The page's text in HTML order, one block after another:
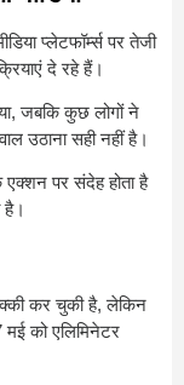
प्लेटफॉर्म्स पर तेजी
दे रहे हैं।
जबकि कुछ लोगों ने
उठाना सही नहीं है।
एक्शन पर संदेह होता है
है।
कर चुकी है, लेकिन
को एलिमिनेटर